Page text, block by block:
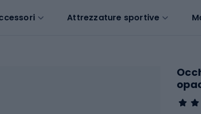
Attrezzature sportive